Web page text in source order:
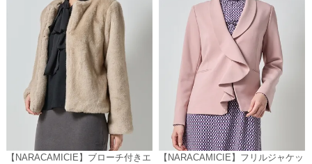
【NARACAMICIE】ブローチ付きエ
【NARACAMICIE】フリルジャケッ